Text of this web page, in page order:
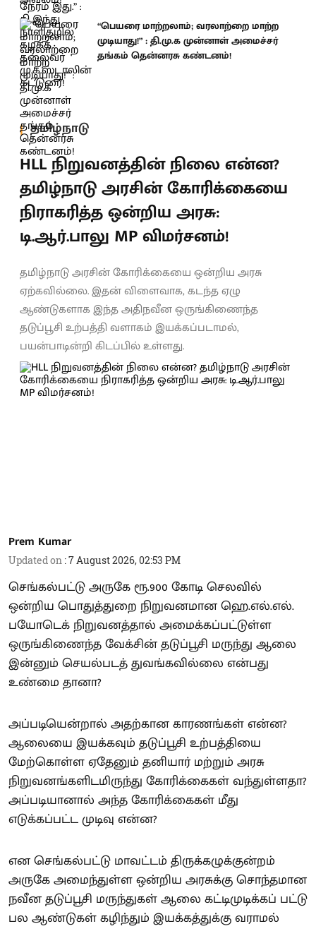
“பெயரை மாற்றலாம்; வரலாற்றை மாற்ற
முடியாது!” : தி.மு.க முன்னாள் அமைச்சர்
தங்கம் தென்னரசு கண்டனம்!
தமிழ்நாடு
HLL நிறுவனத்தின் நிலை என்ன?
தமிழ்நாடு அரசின் கோரிக்கையை
நிராகரித்த ஒன்றிய அரசு:
டி.ஆர்.பாலு MP விமர்சனம்!
தமிழ்நாடு அரசின் கோரிக்கையை ஒன்றிய அரசு
ஏற்கவில்லை. இதன் விளைவாக, கடந்த ஏழு
ஆண்டுகளாக இந்த அதிநவீன ஒருங்கிணைந்த
தடுப்பூசி உற்பத்தி வளாகம் இயக்கப்படாமல்,
பயன்பாடின்றி கிடப்பில் உள்ளது.
Prem Kumar
Updated on :7 August 2026, 02:53 PM
செங்கல்பட்டு அருகே ரூ.900 கோடி செலவில்
ஒன்றிய பொதுத்துறை நிறுவனமான ஹெ.எல்.எல்.
பயோடெக் நிறுவனத்தால் அமைக்கப்பட்டுள்ள
ஒருங்கிணைந்த வேக்சின் தடுப்பூசி மருந்து ஆலை
இன்னும் செயல்படத் துவங்கவில்லை என்பது
உண்மை தானா?
அப்படியென்றால் அதற்கான காரணங்கள் என்ன?
ஆலையை இயக்கவும் தடுப்பூசி உற்பத்தியை
மேற்கொள்ள ஏதேனும் தனியார் மற்றும் அரசு
நிறுவனங்களிடமிருந்து கோரிக்கைகள் வந்துள்ளதா?
அப்படியானால் அந்த கோரிக்கைகள் மீது
எடுக்கப்பட்ட முடிவு என்ன?
என செங்கல்பட்டு மாவட்டம் திருக்கழுக்குன்றம்
அருகே அமைந்துள்ள ஒன்றிய அரசுக்கு சொந்தமான
நவீன தடுப்பூசி மருந்துகள் ஆலை கட்டிமுடிக்கப் பட்டு
பல ஆண்டுகள் கழிந்தும் இயக்கத்துக்கு வராமல்